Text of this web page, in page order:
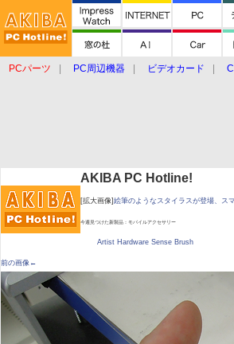
PCパーツ PC周辺機器 ビデオカード
AKIBA PC Hotline!
[拡大画像] 絵筆のようなスタイラスが登場、ス
今週見つけた新製品：モバイルアクセサリー
Artist Hardware Sense Brush
前の画像←